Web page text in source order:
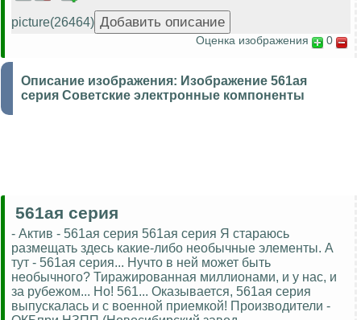
picture(26464)
Оценка изображения 0
Описание изображения: Изображение 561ая
серия Советские электронные компоненты
561ая серия
- Актив - 561ая серия 561ая серия Я стараюсь
размещать здесь какие-либо необычные элементы. А
тут - 561ая серия... Нучто в ней может быть
необычного? Тиражированная миллионами, и у нас, и
за рубежом... Но! 561... Оказывается, 561ая серия
выпускалась и с военной приемкой! Производители -